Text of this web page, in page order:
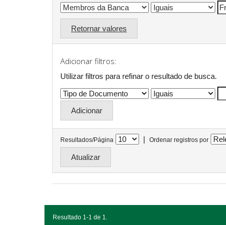
Retornar valores
Adicionar filtros:
Utilizar filtros para refinar o resultado de busca.
Resultados/Página | Ordenar registros por
Resultado 1-1 de 1.